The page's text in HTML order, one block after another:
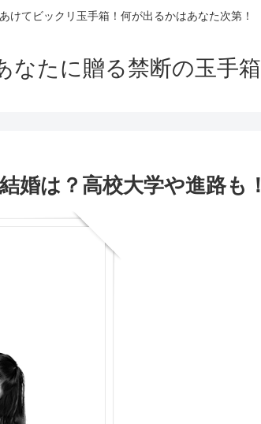
あけてビックリ玉手箱！何が出るかはあなた次第！
なたに贈る禁断の玉手箱
婚は？高校大学や進路も！